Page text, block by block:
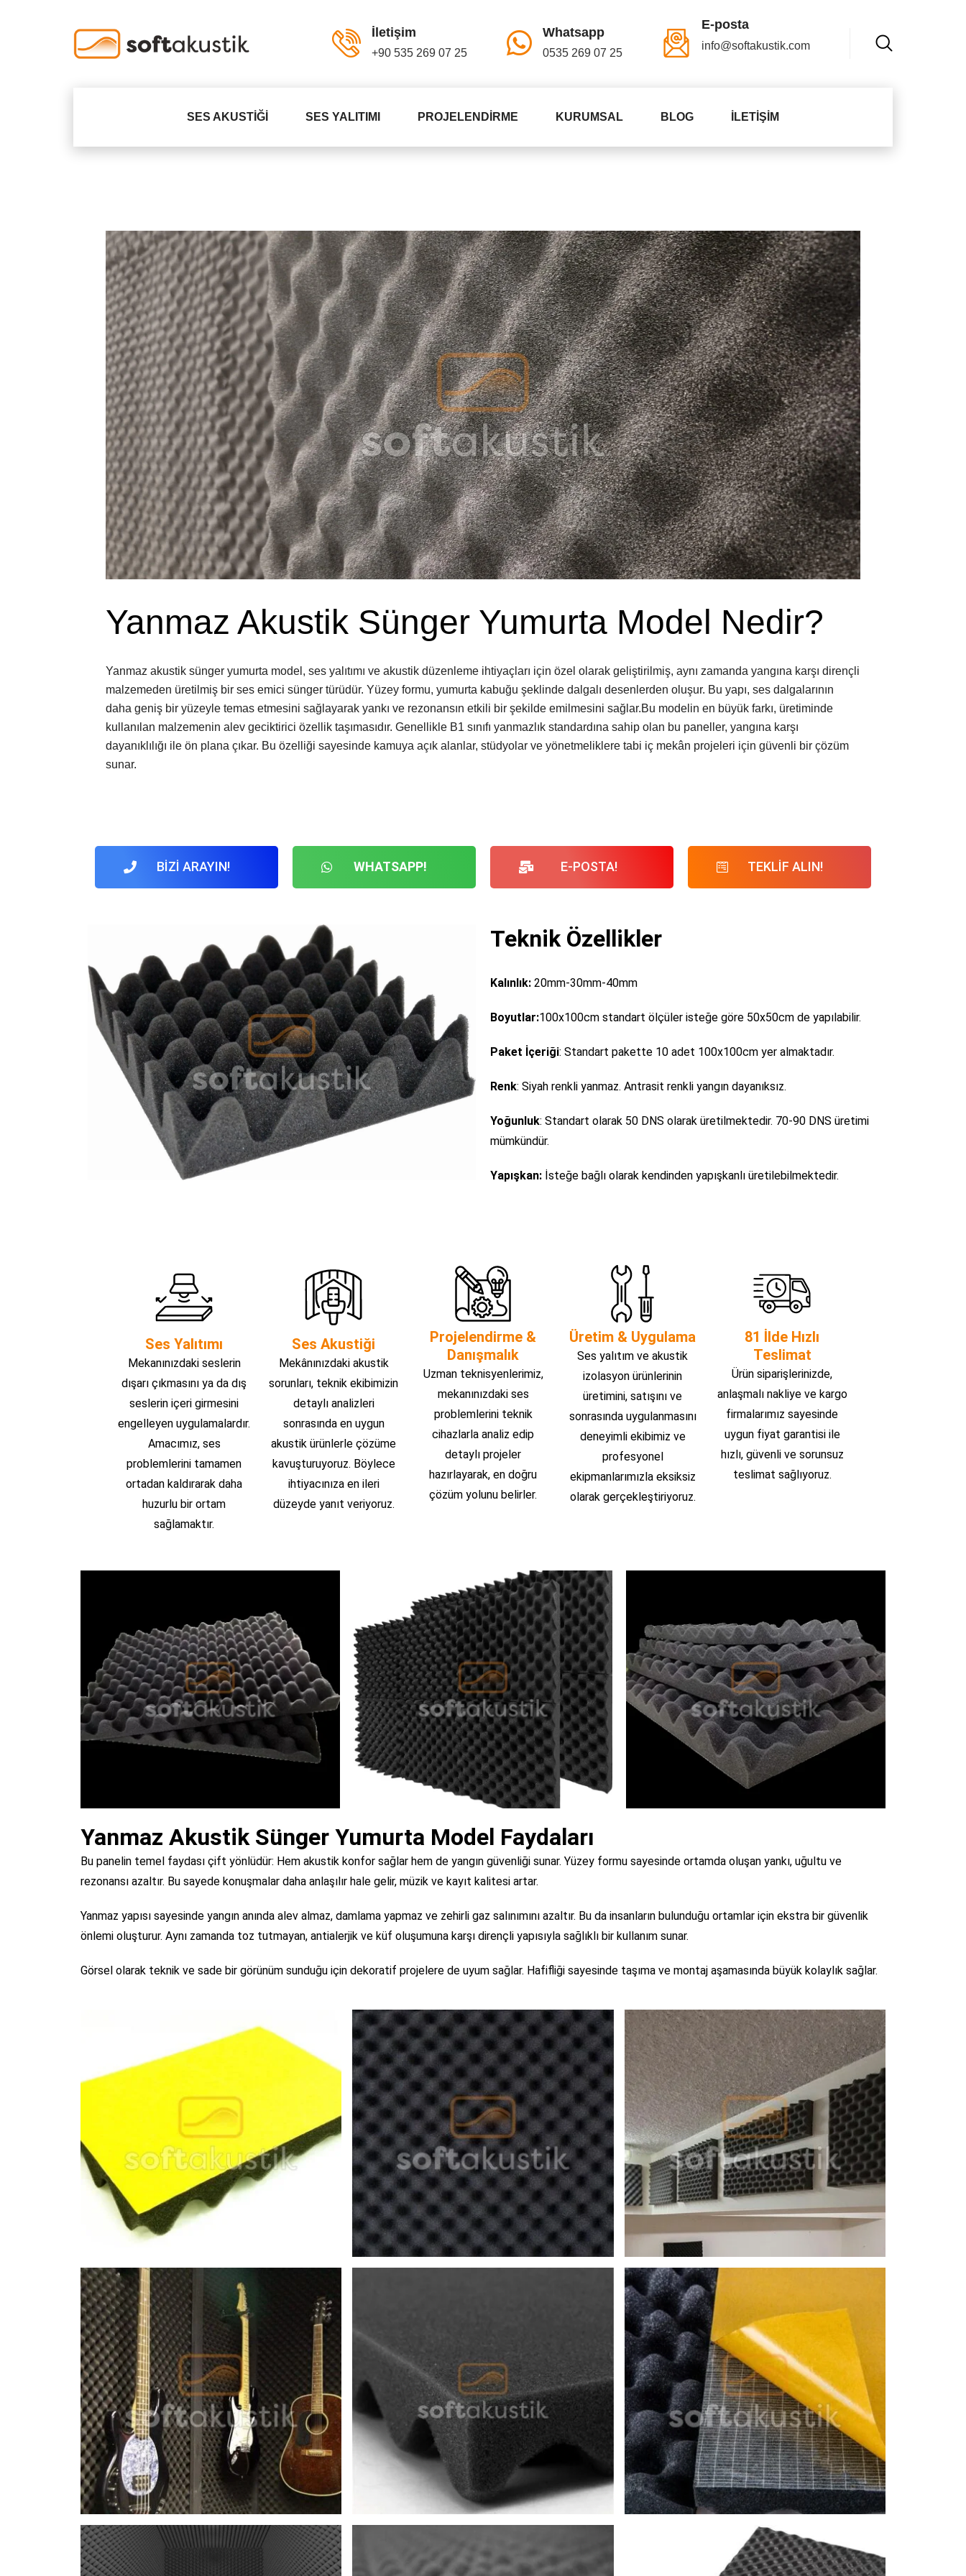
İletişim
+90 535 269 07 25
Whatsapp
0535 269 07 25
E-posta
info@softakustik.com
SES AKUSTIĞI SES YALITIMI PROJELENDIRME KURUMSAL BLOG İLETIŞIM
Yanmaz Akustik Sünger Yumurta Model Nedir?
Yanmaz akustik sünger yumurta model, ses yalıtımı ve akustik düzenleme ihtiyaçları için özel olarak geliştirilmiş, aynı zamanda yangına karşı dirençli
malzemeden üretilmiş bir ses emici sünger türüdür. Yüzey formu, yumurta kabuğu şeklinde dalgalı desenlerden oluşur. Bu yapı, ses dalgalarının
daha geniş bir yüzeyle temas etmesini sağlayarak yankı ve rezonansın etkili bir şekilde emilmesini sağlar.Bu modelin en büyük farkı, üretiminde
kullanılan malzemenin alev geciktirici özellik taşımasıdır. Genellikle B1 sınıfı yanmazlık standardına sahip olan bu paneller, yangına karşı
dayanıklılığı ile ön plana çıkar. Bu özelliği sayesinde kamuya açık alanlar, stüdyolar ve yönetmeliklere tabi iç mekân projeleri için güvenli bir çözüm
sunar.
BİZİ ARAYIN! WHATSAPP! E-POSTA! TEKLİF ALIN!
Teknik Özellikler
Kalınlık: 20mm-30mm-40mm
Boyutlar:100x100cm standart ölçüler isteğe göre 50x50cm de yapılabilir.
Paket İçeriği: Standart pakette 10 adet 100x100cm yer almaktadır.
Renk: Siyah renkli yanmaz. Antrasit renkli yangın dayanıksız.
Yoğunluk: Standart olarak 50 DNS olarak üretilmektedir. 70-90 DNS üretimi
mümkündür.
Yapışkan: İsteğe bağlı olarak kendinden yapışkanlı üretilebilmektedir.
Ses Yalıtımı
Mekanınızdaki seslerin
dışarı çıkmasını ya da dış
seslerin içeri girmesini
engelleyen uygulamalardır.
Amacımız, ses
problemlerini tamamen
ortadan kaldırarak daha
huzurlu bir ortam
sağlamaktır.
Ses Akustiği
Mekânınızdaki akustik
sorunları, teknik ekibimizin
detaylı analizleri
sonrasında en uygun
akustik ürünlerle çözüme
kavuşturuyoruz. Böylece
ihtiyacınıza en ileri
düzeyde yanıt veriyoruz.
Projelendirme &
Danışmalık
Uzman teknisyenlerimiz,
mekanınızdaki ses
problemlerini teknik
cihazlarla analiz edip
detaylı projeler
hazırlayarak, en doğru
çözüm yolunu belirler.
Üretim & Uygulama
Ses yalıtım ve akustik
izolasyon ürünlerinin
üretimini, satışını ve
sonrasında uygulanmasını
deneyimli ekibimiz ve
profesyonel
ekipmanlarımızla eksiksiz
olarak gerçekleştiriyoruz.
81 İlde Hızlı
Teslimat
Ürün siparişlerinizde,
anlaşmalı nakliye ve kargo
firmalarımız sayesinde
uygun fiyat garantisi ile
hızlı, güvenli ve sorunsuz
teslimat sağlıyoruz.
Yanmaz Akustik Sünger Yumurta Model Faydaları
Bu panelin temel faydası çift yönlüdür: Hem akustik konfor sağlar hem de yangın güvenliği sunar. Yüzey formu sayesinde ortamda oluşan yankı, uğultu ve
rezonansı azaltır. Bu sayede konuşmalar daha anlaşılır hale gelir, müzik ve kayıt kalitesi artar.
Yanmaz yapısı sayesinde yangın anında alev almaz, damlama yapmaz ve zehirli gaz salınımını azaltır. Bu da insanların bulunduğu ortamlar için ekstra bir güvenlik
önlemi oluşturur. Aynı zamanda toz tutmayan, antialerjik ve küf oluşumuna karşı dirençli yapısıyla sağlıklı bir kullanım sunar.
Görsel olarak teknik ve sade bir görünüm sunduğu için dekoratif projelere de uyum sağlar. Hafifliği sayesinde taşıma ve montaj aşamasında büyük kolaylık sağlar.